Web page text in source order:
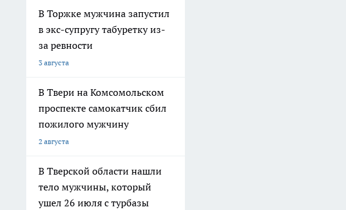
В Торжке мужчина запустил
в экс-супругу табуретку из-
за ревности
3 августа
В Твери на Комсомольском
проспекте самокатчик сбил
пожилого мужчину
2 августа
В Тверской области нашли
тело мужчины, который
ушел 26 июля с турбазы